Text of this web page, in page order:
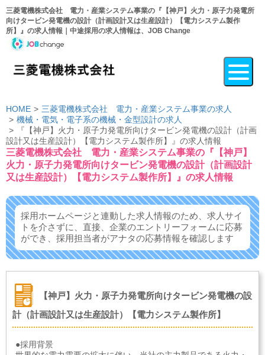
三菱電機株式会社 電力・産業システム事業の『【神戸】火力・原子力発電所
向けタービン発電機の設計（計画設計又は生産設計）【電力システム製作
所】』の求人情報｜中途採用の求人情報は、JOB Change
HOME
三菱電機株式会社 電力・産業システム事業の求人
機械・電気・電子系の機械・金型設計の求人
『【神戸】火力・原子力発電所向けタービン発電機の設計（計画
設計又は生産設計）【電力システム製作所】』の求人情報
三菱電機株式会社 電力・産業システム事業の『【神戸】
火力・原子力発電所向けタービン発電機の設計（計画設計
又は生産設計）【電力システム製作所】』の求人情報
採用ホームページと連動した求人情報のため、求人サイ
トを介さずに、 直接、企業のエントリーフォームに応募
ができ、 採用担当者がアナタの応募情報を確認します
【神戸】火力・原子力発電所向けタービン発電機の設
計（計画設計又は生産設計）【電力システム製作所】
●採用背景